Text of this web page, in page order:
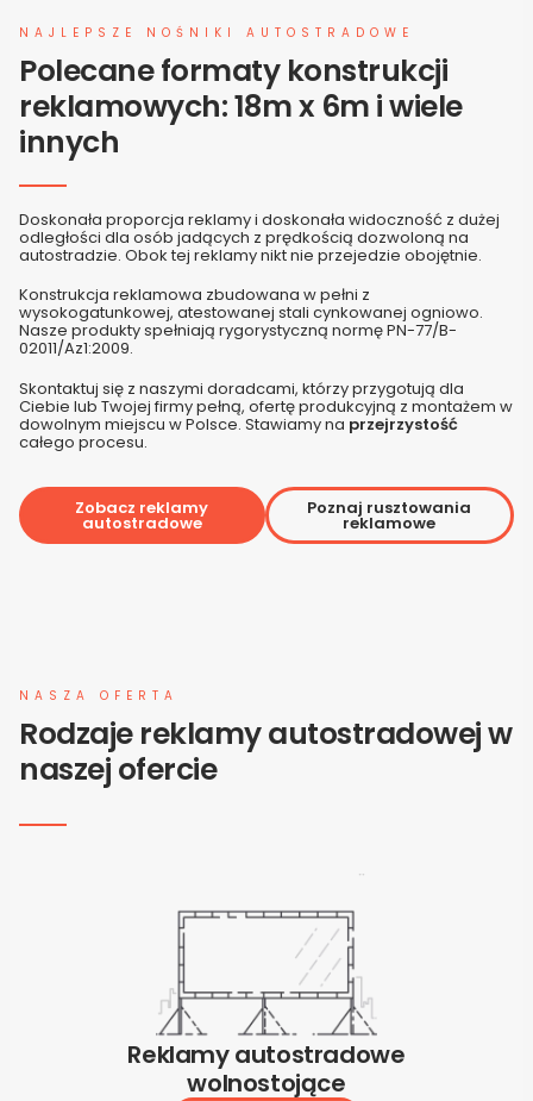
NAJLEPSZE NOŚNIKI AUTOSTRADOWE
Polecane formaty konstrukcji
reklamowych: 18m x 6m i wiele
innych
Doskonała proporcja reklamy i doskonała widoczność z dużej
odległości dla osób jadących z prędkością dozwoloną na
autostradzie. Obok tej reklamy nikt nie przejedzie obojętnie.
Konstrukcja reklamowa zbudowana w pełni z
wysokogatunkowej, atestowanej stali cynkowanej ogniowo.
Nasze produkty spełniają rygorystyczną normę PN-77/B-
02011/Az1:2009.
Skontaktuj się z naszymi doradcami, którzy przygotują dla
Ciebie lub Twojej firmy pełną, ofertę produkcyjną z montażem w
dowolnym miejscu w Polsce. Stawiamy na przejrzystość
całego procesu.
Zobacz reklamy
autostradowe
Poznaj rusztowania
reklamowe
NASZA OFERTA
Rodzaje reklamy autostradowej w
naszej ofercie
Reklamy autostradowe
wolnostojące